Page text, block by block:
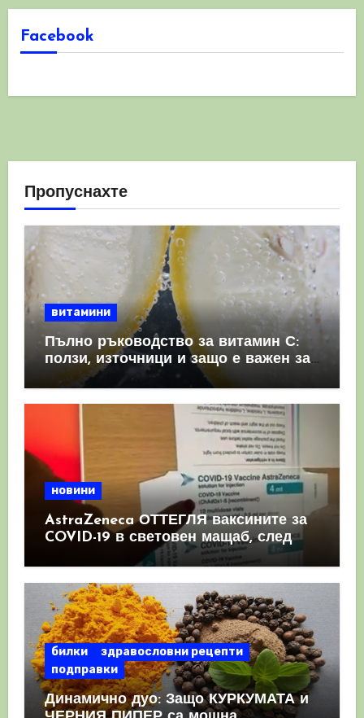
Facebook
Пропуснахте
витамини
Пълно ръководство за витамин С:
ползи, източници и защо е важен за
имунната система
новини
AstraZeneca ОТТЕГЛЯ ваксините за
COVID-19 в световен мащаб, след
като призна, че те причиняват
билки
здравословни рецепти
подправки
Динамично дуо: Защо КУРКУМАТА и